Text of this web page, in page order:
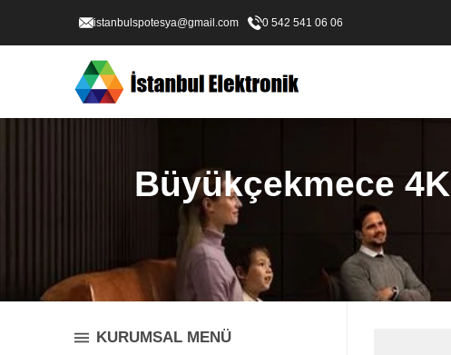
istanbulspotesya@gmail.com 0 542 541 06 06
Büyükçekmece
KURUMSAL MENÜ